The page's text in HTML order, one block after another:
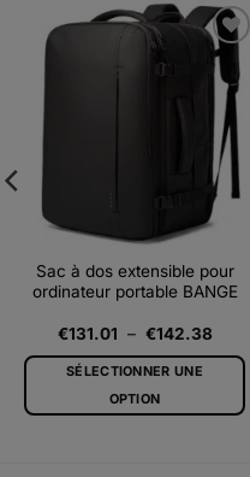
Ajouter
à la liste
d’envies
Sac à dos extensible pour
ordinateur portable BANGE
€131.01 – €142.38Plage
prix :
SÉLECTIONNER UNE
OPTION